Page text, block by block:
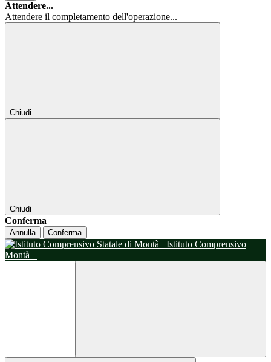
Attendere...
Attendere il completamento dell'operazione...
Chiudi
Chiudi
Conferma
Annulla Conferma
Istituto Comprensivo
Montà